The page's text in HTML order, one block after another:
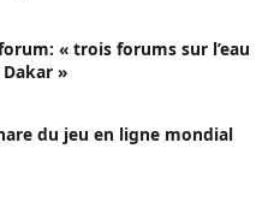
« trois forums sur l’eau
»
du jeu en ligne mondial